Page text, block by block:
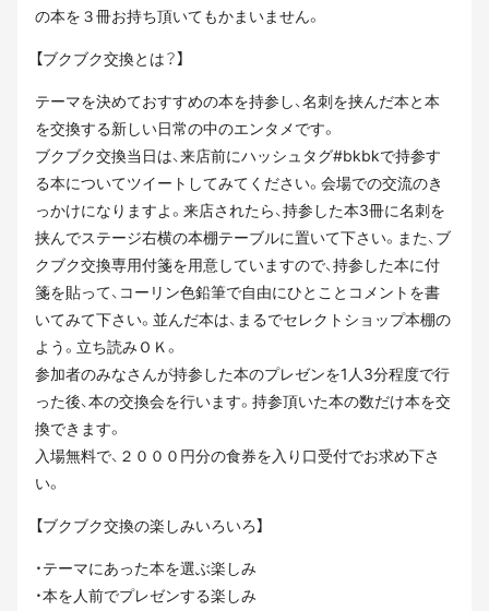
の本を３冊お持ち頂いてもかまいません。
【ブクブク交換とは？】
テーマを決めておすすめの本を持参し、名刺を挟んだ本と本
を交換する新しい日常の中のエンタメです。
ブクブク交換当日は、来店前にハッシュタグ#bkbkで持参す
る本についてツイートしてみてください。会場での交流のき
っかけになりますよ。来店されたら、持参した本3冊に名刺を
挟んでステージ右横の本棚テーブルに置いて下さい。また、ブ
クブク交換専用付箋を用意していますので、持参した本に付
箋を貼って、コーリン色鉛筆で自由にひとことコメントを書
いてみて下さい。並んだ本は、まるでセレクトショップ本棚の
よう。立ち読みＯＫ。
参加者のみなさんが持参した本のプレゼンを1人3分程度で行
った後、本の交換会を行います。持参頂いた本の数だけ本を交
換できます。
入場無料で、２０００円分の食券を入り口受付でお求め下さ
い。
【ブクブク交換の楽しみいろいろ】
・テーマにあった本を選ぶ楽しみ
・本を人前でプレゼンする楽しみ